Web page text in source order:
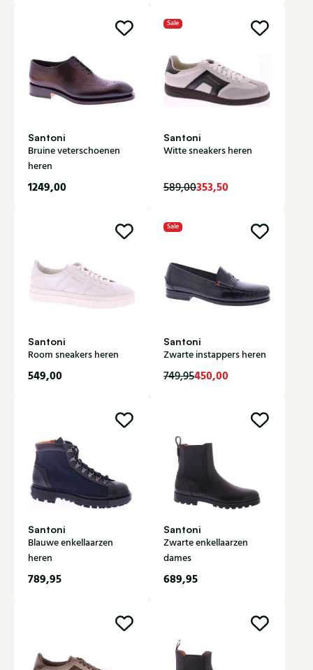
Santoni
Bruine veterschoenen
heren
1249,00
Sale
Santoni
Witte sneakers heren
589,00353,50
Santoni
Room sneakers heren
549,00
Sale
Santoni
Zwarte instappers heren
749,95450,00
Santoni
Blauwe enkellaarzen
heren
789,95
Santoni
Zwarte enkellaarzen
dames
689,95